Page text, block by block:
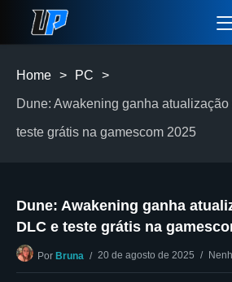
Home > PC >
Dune: Awakening ganha
teste grátis na gamescom 2025
Dune: Awakening ganha
DLC e teste grátis na
Por Bruna 20 de agosto de 2025